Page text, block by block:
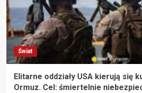
Świat
Elitarne oddziały USA kierują się
Ormuz. Cel: śmiertelnie